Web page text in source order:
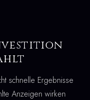
schnelle Ergebnisse
Anzeigen wirken